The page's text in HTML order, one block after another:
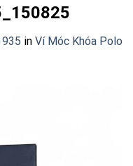
in Ví Móc Khóa Polo